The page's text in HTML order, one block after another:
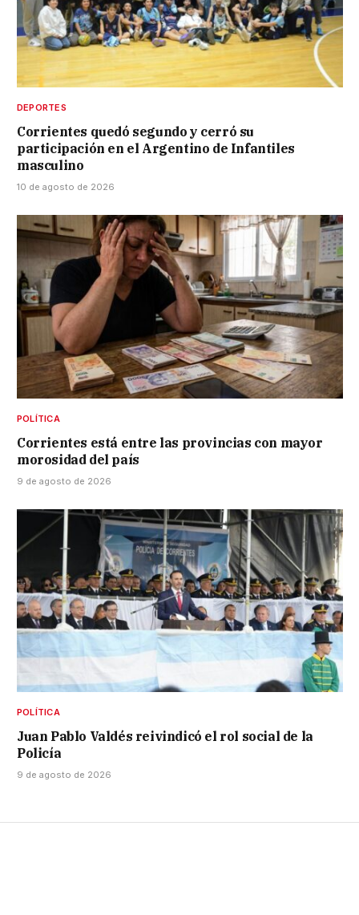
DEPORTES
Corrientes quedó segundo y cerró su
participación en el Argentino de Infantiles
masculino
10 de agosto de 2026
POLÍTICA
Corrientes está entre las provincias con mayor
morosidad del país
9 de agosto de 2026
POLÍTICA
Juan Pablo Valdés reivindicó el rol social de la
Policía
9 de agosto de 2026